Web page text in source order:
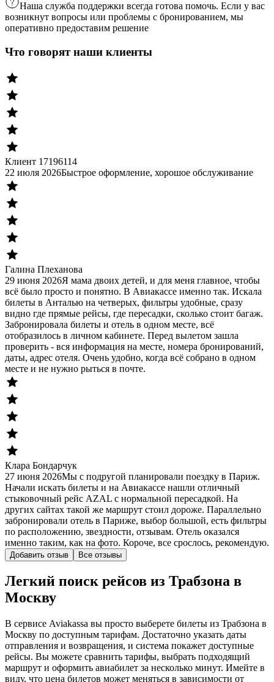
Наша служба поддержки всегда готова помочь. Если у вас
возникнут вопросы или проблемы с бронированием, мы
оперативно предоставим решение
Что говорят наши клиенты
Клиент 17196114
22 июля 2026Быстрое оформление, хорошое обслуживание
Галина Плеханова
29 июня 2026Я мама двоих детей, и для меня главное, чтобы
всё было просто и понятно. В Авиакассе именно так. Искала
билеты в Анталью на четверых, фильтры удобные, сразу
видно где прямые рейсы, где пересадки, сколько стоит багаж.
Забронировала билеты и отель в одном месте, всё
отобразилось в личном кабинете. Перед вылетом зашла
проверить - вся информация на месте, номера бронирований,
даты, адрес отеля. Очень удобно, когда всё собрано в одном
месте и не нужно рыться в почте.
Клара Бондарчук
27 июня 2026Мы с подругой планировали поездку в Париж.
Начали искать билеты и на Авиакассе нашли отличный
стыковочный рейс AZAL с нормальной пересадкой. На
других сайтах такой же маршрут стоил дороже. Параллельно
забронировали отель в Париже, выбор большой, есть фильтры
по расположению, звездности, отзывам. Отель оказался
именно таким, как на фото. Короче, все срослось, рекомендую.
Добавить отзыв Все отзывы
Легкий поиск рейсов из Трабзона в
Москву
В сервисе Aviakassa вы просто выберете билеты из Трабзона в
Москву по доступным тарифам. Достаточно указать даты
отправления и возвращения, и система покажет доступные
рейсы. Вы можете сравнить тарифы, выбрать подходящий
маршрут и оформить авиабилет за несколько минут. Имейте в
виду, что цена билетов может меняться в зависимости от